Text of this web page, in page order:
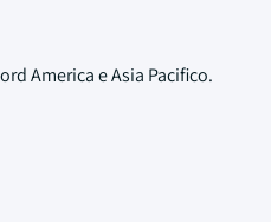
America e Asia Pacifico.